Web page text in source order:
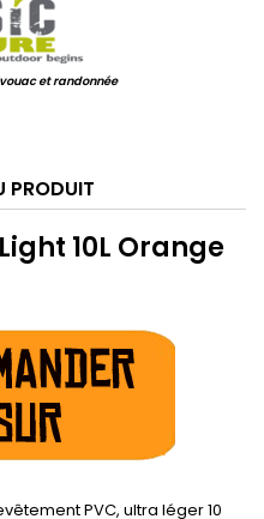
et randonnée
PRODUIT
10L Orange
PVC, ultra léger 10